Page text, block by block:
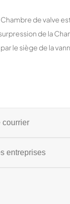
de valve
de la
le siège de la